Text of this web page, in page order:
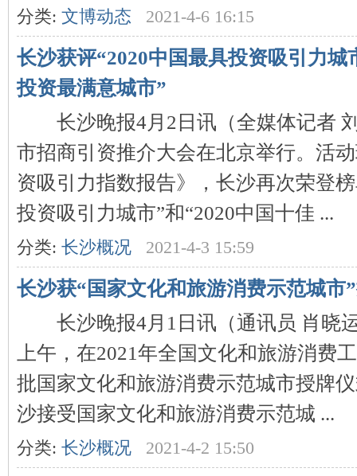
城
分类: 文博动态 2021-4-6 16:15
长沙获评“2020中国最具投资吸引力城
投资最满意城市”
长沙晚报4月2日讯（全媒体记者
市招商引资推介大会在北京举行。活
资吸引力指数报告》，长沙再次荣登
投资吸引力城市”和“2020中国十佳 ...
分类: 长沙概况 2021-4-3 15:59
长沙获“国家文化和旅游消费示范城市
长沙晚报4月1日讯（通讯员 肖晓
上午，在2021年全国文化和旅游消费
批国家文化和旅游消费示范城市授牌
沙接受国家文化和旅游消费示范城 ...
分类: 长沙概况 2021-4-2 15:50